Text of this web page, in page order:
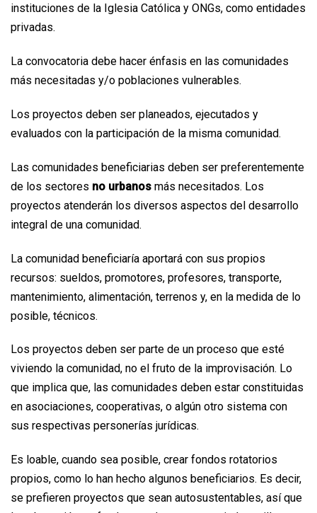
instituciones de la Iglesia Católica y ONGs, como entidades
privadas.
La convocatoria debe hacer énfasis en las comunidades
más necesitadas y/o poblaciones vulnerables.
Los proyectos deben ser planeados, ejecutados y
evaluados con la participación de la misma comunidad.
Las comunidades beneficiarias deben ser preferentemente
de los sectores no urbanos más necesitados. Los
proyectos atenderán los diversos aspectos del desarrollo
integral de una comunidad.
La comunidad beneficiaría aportará con sus propios
recursos: sueldos, promotores, profesores, transporte,
mantenimiento, alimentación, terrenos y, en la medida de lo
posible, técnicos.
Los proyectos deben ser parte de un proceso que esté
viviendo la comunidad, no el fruto de la improvisación. Lo
que implica que, las comunidades deben estar constituidas
en asociaciones, cooperativas, o algún otro sistema con
sus respectivas personerías jurídicas.
Es loable, cuando sea posible, crear fondos rotatorios
propios, como lo han hecho algunos beneficiarios. Es decir,
se prefieren proyectos que sean autosustentables, así que